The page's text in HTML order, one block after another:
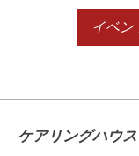
イベン
ケアリングハウス